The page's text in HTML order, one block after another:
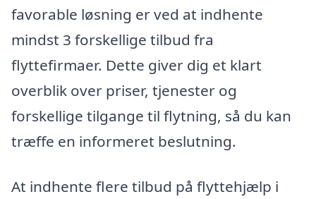
favorable løsning er ved at indhente
mindst 3 forskellige tilbud fra
flyttefirmaer. Dette giver dig et klart
overblik over priser, tjenester og
forskellige tilgange til flytning, så du kan
træffe en informeret beslutning.
At indhente flere tilbud på flyttehjælp i